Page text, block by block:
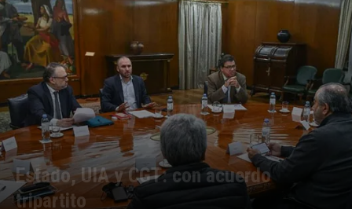
Estado, UIA y CGT: con acuerdo
tripartito